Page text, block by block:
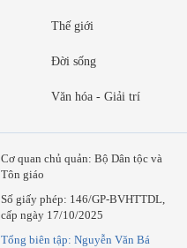
Thế giới
Đời sống
Văn hóa - Giải trí
Cơ quan chủ quản: Bộ Dân tộc và
Tôn giáo
Số giấy phép: 146/GP-BVHTTDL,
cấp ngày 17/10/2025
Tổng biên tập: Nguyễn Văn Bá